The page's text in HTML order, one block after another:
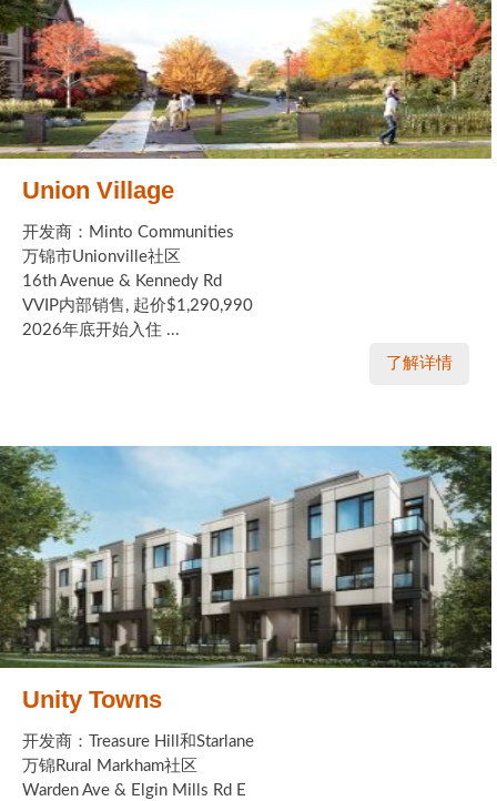
Union Village
开发商：Minto Communities
万锦市Unionville社区
16th Avenue & Kennedy Rd
VVIP内部销售, 起价$1,290,990
2026年底开始入住 ...
了解详情
Unity Towns
开发商：Treasure Hill和Starlane
万锦Rural Markham社区
Warden Ave & Elgin Mills Rd E